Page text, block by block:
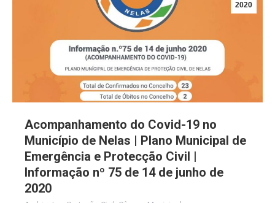
2020
Acompanhamento do Covid-19 no
Município de Nelas | Plano Municipal de
Emergência e Protecção Civil |
Informação nº 75 de 14 de junho de
2020